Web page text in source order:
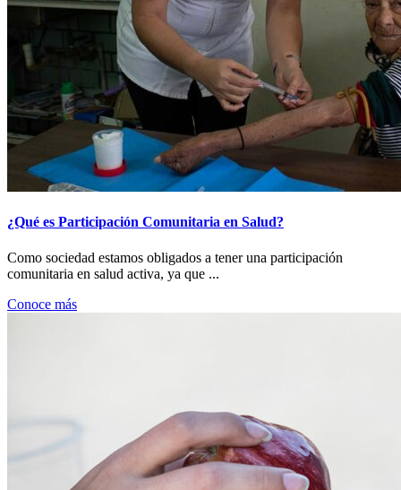
¿Qué es Participación Comunitaria en Salud?
Como sociedad estamos obligados a tener una participación
comunitaria en salud activa, ya que ...
Conoce más